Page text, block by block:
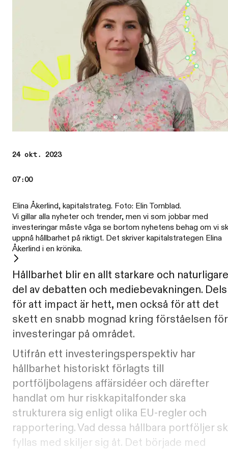
24 okt. 2023
07:00
Elina Åkerlind, kapitalstrateg. Foto: Elin Tornblad.
Vi gillar alla nyheter och trender, men vi som jobbar med
investeringar måste våga se bortom nyhetens behag om vi
uppnå hållbarhet på riktigt. Det skriver kapitalstrategen Elina
Åkerlind i en krönika.
Hållbarhet blir en allt starkare och naturligare
del av debatten och mediebevakningen. Dels
för att impact är hett, men också för att det
skett en snabb mognad kring förståelsen för
investeringar på området.
Utifrån ett investeringsperspektiv har
hållbarhet historiskt förlagts till
portföljbolagens affärsidéer och därefter
handlat om hur riskkapitalfonder ska
strukturera sig enligt olika EU-regler och
rapportering. Vad dessa hållbara portföljer
fyllas med skiljer sig åt. Det började med